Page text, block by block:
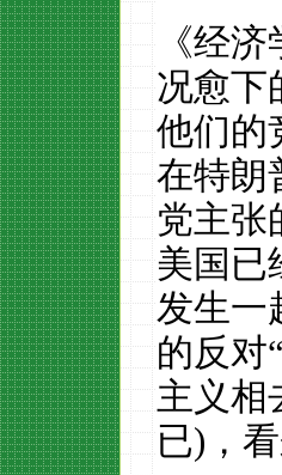
《经
况愈下
他们的
在特朗
党主张
美国已
发生一
的反对
主义相
已)，